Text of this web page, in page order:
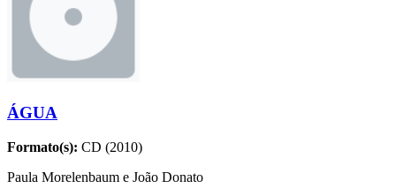
ÁGUA
Formato(s): CD (2010)
Paula Morelenbaum e João Donato